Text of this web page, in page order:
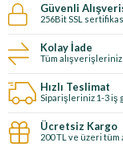
Güvenli
256Bit SSL
Kolay İade
Tüm
Hızlı Teslimat
Siparişleriniz 1-3 iş
Ücretsiz Kargo
200 TL ve üzeri